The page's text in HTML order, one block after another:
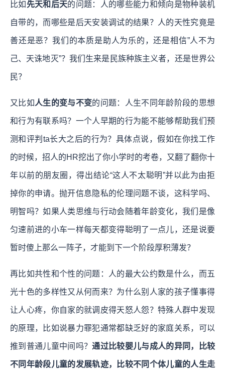
比如 先天和后天的问题：人的哪些能力和倾向是物种装机
自带的，而哪些是后天安装调试的结果？人的天性究竟是
善还是恶？我们的本质是助人为乐的，还是相信”人不为
己、天诛地灭”？我们生来是民族种族主义者，还是世界公
民？
又比如 人生的变与不变的问题：人生不同年龄阶段的思想
和行为有联系吗？一个人早期的行为能不能够帮助我们预
测和评判ta长大之后的行为？具体点说，假如在你找工作
的时候，招人的HR挖出了你小学时的考卷，又翻了翻你十
年以前的朋友圈，得出结论“这人不太聪明”并以此为由拒
掉你的申请。抛开信息隐私的伦理问题不谈，这科学吗、
明智吗？如果人类思维与行动会随着年龄变化，我们是像
匀速前进的小车一样每天都变得聪明了一点儿，还是说要
暂时傻上那么一阵子，才能到下一个阶段厚积薄发？
再比如共性和个性的问题：人的最大公约数是什么，而五
光十色的多样性又从何而来？为什么别人家的孩子懂事得
让人心疼，你自家的就调皮得天怒人怨？特殊人群中发现
的原理，比如说暴力罪犯通常都缺乏好的家庭关系，可以
推到普通儿童中间吗？通过比较婴儿与成人的异同，比较
不同年龄段儿童的发展轨迹，比较不同个体儿童的人生走